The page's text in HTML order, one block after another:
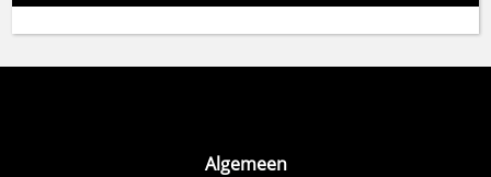
Algemeen